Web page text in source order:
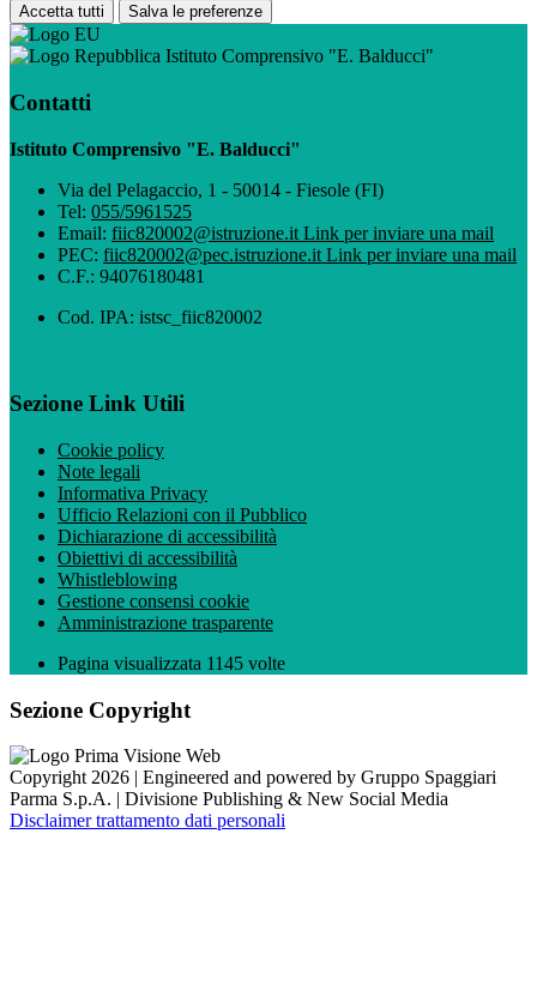
Accetta tutti Salva le preferenze
Istituto Comprensivo "E. Balducci"
Contatti
Istituto Comprensivo "E. Balducci"
Via del Pelagaccio, 1 - 50014 - Fiesole (FI)
Tel: 055/5961525
Email: fiic820002@istruzione.it Link per inviare una mail
PEC: fiic820002@pec.istruzione.it Link per inviare una mail
C.F.: 94076180481
Cod. IPA: istsc_fiic820002
Sezione Link Utili
Cookie policy
Note legali
Informativa Privacy
Ufficio Relazioni con il Pubblico
Dichiarazione di accessibilità
Obiettivi di accessibilità
Whistleblowing
Gestione consensi cookie
Amministrazione trasparente
Pagina visualizzata 1145 volte
Sezione Copyright
Copyright 2026 | Engineered and powered by Gruppo Spaggiari
Parma S.p.A. | Divisione Publishing & New Social Media
Disclaimer trattamento dati personali